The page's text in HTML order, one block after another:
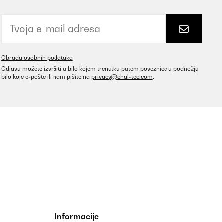
Obrada osobnih podataka
Odjavu možete izvršiti u bilo kojem trenutku putem poveznice u podnožju
bilo koje e-pošte ili nam pišite na privacy@chal-tec.com.
Informacije